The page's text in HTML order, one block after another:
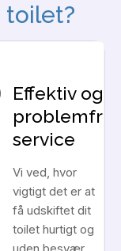
Effektiv og
problemfri
service
Vi ved, hvor
vigtigt det er at
få udskiftet dit
toilet hurtigt og
uden besvær.